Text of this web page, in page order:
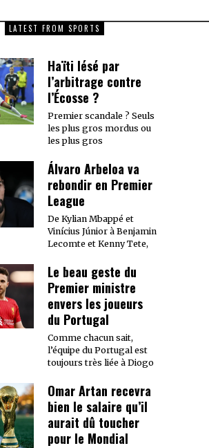
LATEST FROM SPORTS
Haïti lésé par
l’arbitrage contre
l’Écosse ?
Premier scandale ? Seuls
les plus gros mordus ou
les plus gros
Álvaro Arbeloa va
rebondir en Premier
League
De Kylian Mbappé et
Vinícius Júnior à Benjamin
Lecomte et Kenny Tete,
Le beau geste du
Premier ministre
envers les joueurs
du Portugal
Comme chacun sait,
l’équipe du Portugal est
toujours très liée à Diogo
Omar Artan recevra
bien le salaire qu’il
aurait dû toucher
pour le Mondial